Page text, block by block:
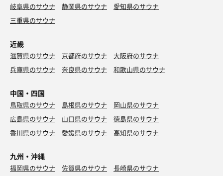
岐阜県のサウナ 静岡県のサウナ
愛知県のサウナ
三重県のサウナ
近畿
滋賀県のサウナ 京都府のサウナ
大阪府のサウナ
兵庫県のサウナ
奈良県のサウナ 和歌山県のサウナ
中国・四国
鳥取県のサウナ 島根県のサウナ
岡山県のサウナ
広島県のサウナ
山口県のサウナ
徳島県のサウナ
香川県のサウナ
愛媛県のサウナ 高知県のサウナ
九州・沖縄
福岡県のサウナ 佐賀県のサウナ
長崎県のサウナ